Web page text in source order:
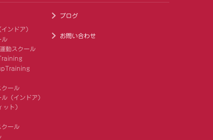
ンドア）
ル
動スクール
クール
（インドア）
ト）
クール
ブログ
お問い合わせ